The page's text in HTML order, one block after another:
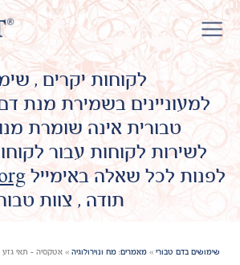
לקוחות יקרים ,
למעוניינים בשמירת מנת
טבורית אינה שומרת
לשירות לקוחות עבור
לפנות לכל שאלה באימייל
תודה , צוות
שימושים בדם טבורי » מאמרים: מח ונוירולוגיה » אטקסיה - תאי